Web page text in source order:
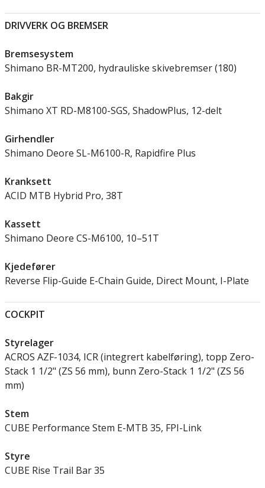
DRIVVERK OG BREMSER
Bremsesystem
Shimano BR-MT200, hydrauliske skivebremser (180)
Bakgir
Shimano XT RD-M8100-SGS, ShadowPlus, 12-delt
Girhendler
Shimano Deore SL-M6100-R, Rapidfire Plus
Kranksett
ACID MTB Hybrid Pro, 38T
Kassett
Shimano Deore CS-M6100, 10–51T
Kjedefører
Reverse Flip-Guide E-Chain Guide, Direct Mount, I-Plate
COCKPIT
Styrelager
ACROS AZF-1034, ICR (integrert kabelføring), topp Zero-
Stack 1 1/2" (ZS 56 mm), bunn Zero-Stack 1 1/2" (ZS 56
mm)
Stem
CUBE Performance Stem E-MTB 35, FPI-Link
Styre
CUBE Rise Trail Bar 35